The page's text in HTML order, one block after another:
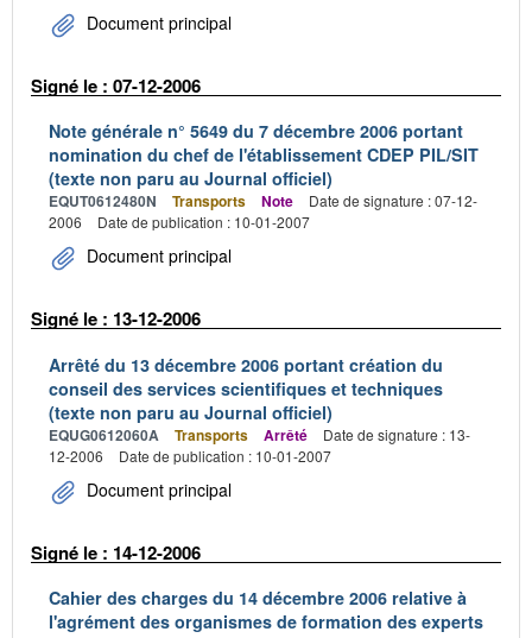
Document principal
Signé le : 07-12-2006
Note générale n° 5649 du 7 décembre 2006 portant
nomination du chef de l'établissement CDEP PIL/SIT
(texte non paru au Journal officiel)
EQUT0612480N Transports Note
Date de signature : 07-12-
2006
Date de publication : 10-01-2007
Document principal
Signé le : 13-12-2006
Arrêté du 13 décembre 2006 portant création du
conseil des services scientifiques et techniques
(texte non paru au Journal officiel)
EQUG0612060A Transports Arrêté
Date de signature : 13-
12-2006
Date de publication : 10-01-2007
Document principal
Signé le : 14-12-2006
Cahier des charges du 14 décembre 2006 relative à
l'agrément des organismes de formation des experts